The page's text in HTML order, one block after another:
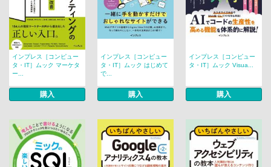
インプレス［コンピュー
タ・IT］ムック マーケタ
ー...
購入
インプレス［コンピュー
タ・IT］ムック はじめて
で...
購入
インプレス［コンピュー
タ・IT］ムック Visua...
購入